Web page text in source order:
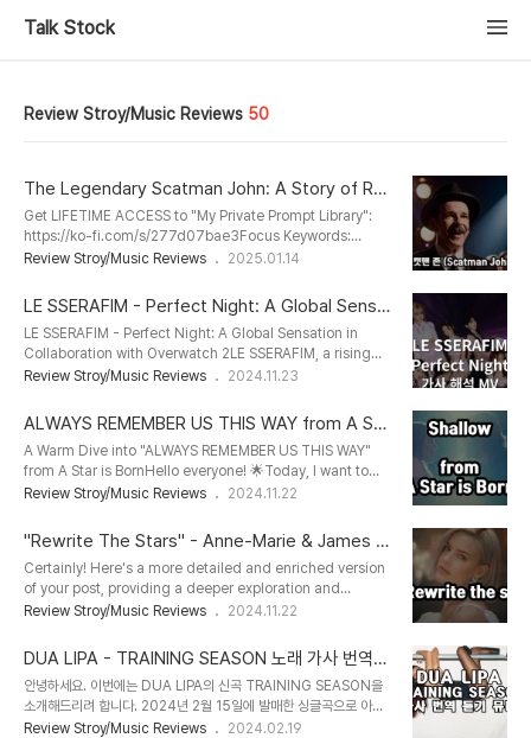
Talk Stock
Review Stroy/Music Reviews 50
The Legendary Scatman John: A Story of Re
silience and Musical Genius
Get LIFETIME ACCESS to "My Private Prompt Library":
https://ko-fi.com/s/277d07bae3Focus Keywords:
Scatman John, iconic singer, scat singingSlug:
Discover the fascinating journey of Scatman John, the
legendary scat singer who turned personal struggles
into timeless global hits.Alt text image: Scatman John
performing on stage with his iconic hat and..
Review Stroy/Music Reviews 2025.01.14
LE SSERAFIM - Perfect Night: A Global Sensa
tion in Collaboration with Overwatch 2
LE SSERAFIM - Perfect Night: A Global Sensation in
Collaboration with Overwatch 2LE SSERAFIM, a rising
icon in the K-pop industry, has joined forces with
Night”. Released on October 27, 2023, the song has
quickly captured the hearts of fans worldwide,
amassing over 50 million views in a short period. Let’s
dive into what makes this track so ..
Review Stroy/Music Reviews 2024.11.23
ALWAYS REMEMBER US THIS WAY from A Sta
r is Born
A Warm Dive into "ALWAYS REMEMBER US THIS WAY"
from A Star is BornHello everyone! 🌟Today, I want to
share a beautiful song with you from the A Star is Born
WAY". If you're not familiar with the movie, it was
released in 2018 and became a global sensation.
Honestly, I watched it quite recently, and now, I can’t
stop obsessing over Lady Gaga and B..
Review Stroy/Music Reviews 2024.11.22
"Rewrite The Stars" - Anne-Marie & James A
rthur: The Magic Behind the Lyrics and Melod
y
Certainly! Here's a more detailed and enriched version
of your post, providing a deeper exploration and
insights into the song and its cultural impact:"Rewrite
Behind the Lyrics and Melody"Rewrite The Stars," a
timeless piece originally performed by Zac Efron and
Zendaya in the hit movie The Greatest Showman
(2017), has captured the hearts of aud..
Review Stroy/Music Reviews 2024.11.22
DUA LIPA - TRAINING SEASON 노래 가사 번역
한글 표현
안녕하세요. 이번에는 DUA LIPA의 신곡 TRAINING SEASON을
소개해드리려 합니다. 2024년 2월 15일에 발매한 싱글곡으로 아주
따끈따끈한 신곡입니다. 저는 일단, 믿고 보는 두아리파라 노래 듣자마
Review Stroy/Music Reviews 2024.02.19